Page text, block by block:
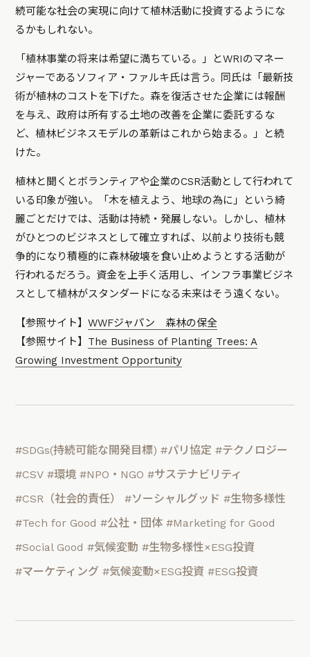
続可能な社会の実現に向けて植林活動に投資するようにな
るかもしれない。
「植林事業の将来は希望に満ちている。」とWRIのマネー
ジャーであるソフィア・ファルキ氏は言う。同氏は「最新技
術が植林のコストを下げた。森を復活させた企業には報酬
を与え、政府は所有する土地の改善を企業に委託するな
ど、植林ビジネスモデルの革新はこれから始まる。」と続
けた。
植林と聞くとボランティアや企業のCSR活動として行われて
いる印象が強い。「木を植えよう、地球の為に」という綺
麗ごとだけでは、活動は持続・発展しない。しかし、植林
がひとつのビジネスとして確立すれば、以前より技術も競
争的になり積極的に森林破壊を食い止めようとする活動が
行われるだろう。資金を上手く活用し、インフラ事業ビジネ
スとして植林がスタンダードになる未来はそう遠くない。
【参照サイト】WWFジャパン 森林の保全
【参照サイト】 The Business of Planting Trees: A
Growing Investment Opportunity
#SDGs(持続可能な開発目標) #パリ協定 #テクノロジー
#CSV #環境 #NPO・NGO #サステナビリティ
#CSR（社会的責任）
#ソーシャルグッド #生物多様性
#Tech for Good #公社・団体 #Marketing for Good
#Social Good #気候変動 #生物多様性×ESG投資
#マーケティング #気候変動×ESG投資 #ESG投資